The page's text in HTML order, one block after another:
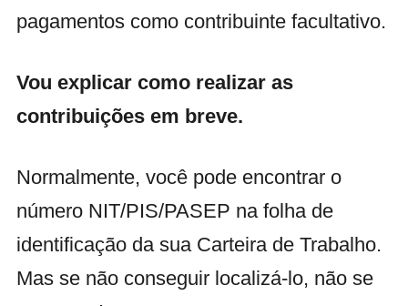
pagamentos como contribuinte facultativo.
Vou explicar como realizar as
contribuições em breve.
Normalmente, você pode encontrar o
número NIT/PIS/PASEP na folha de
identificação da sua Carteira de Trabalho.
Mas se não conseguir localizá-lo, não se